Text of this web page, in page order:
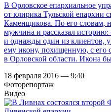
В Орловское епархиальное
от клирика Тульской епархии
Каменщикова. По его словам,
мужчина и рассказал историю:
и однажды один из клиентов, у
ему икону, похищенную, с его
в Орловской области. Икона
18 февраля 2016 — 9:40
Фоторепортаж
Видео